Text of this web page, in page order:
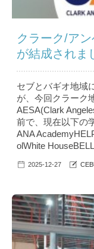
クラーク/ア
が結成されま
セブとバギオ地域
が、今回クラーク
AESA(Clark
前で、現在以下の
ANA
olWhite
2025-12-27